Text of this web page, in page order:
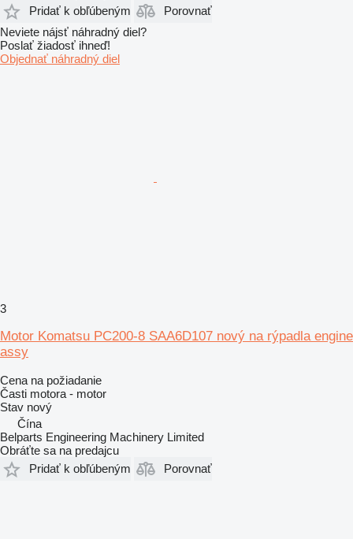
Pridať k obľúbeným
Porovnať
Neviete nájsť náhradný diel?
Poslať žiadosť ihneď!
Objednať náhradný diel
3
Motor Komatsu PC200-8 SAA6D107 nový na rýpadla engine
assy
Cena na požiadanie
Časti motora - motor
Stav nový
Čína
Belparts Engineering Machinery Limited
Obráťte sa na predajcu
Pridať k obľúbeným
Porovnať